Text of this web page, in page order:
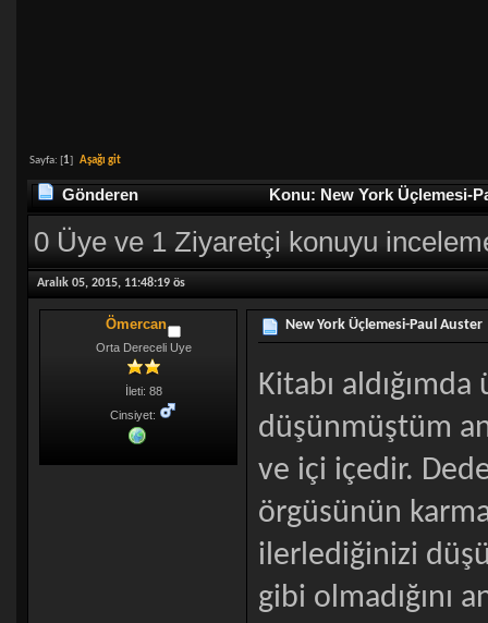
Sayfa: [1] Aşağı git
Gönderen Konu: New York Üçlemesi-
0 Üye ve 1 Ziyaretçi konuyu
Aralık 05, 2015, 11:48:19 ös
Ömercan
Orta Dereceli Uye
İleti: 88
Cinsiyet:
New York Üçlemesi-Paul Auster
Kitabı
düşünmüştüm
ve içi içedir.
örgüsünün
ilerlediğinizi
gibi olmadığını